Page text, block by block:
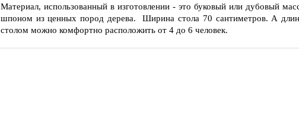
Материал, использованный в изготовлении - это буковый или дубовый
шпоном из ценных пород дерева. Ширина стола 70 сантиметров. А
столом можно комфортно расположить от 4 до 6 человек.